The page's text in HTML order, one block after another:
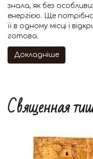
знала, як без
енергією. Ще
її в одному місці і
готова.
Докладніше
Священная